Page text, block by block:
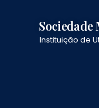
Sociedade
Instituição de